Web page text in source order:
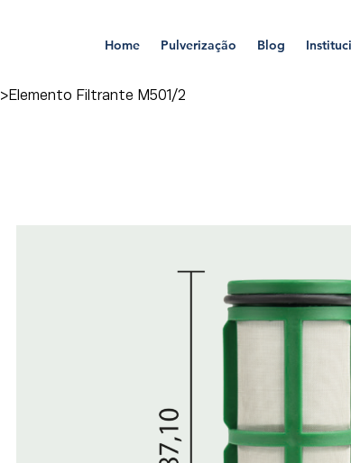
Home Pulverização Blog
>Elemento Filtrante M501/2